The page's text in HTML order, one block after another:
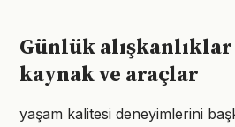
Günlük
kaynak ve araçlar
yaşam kalitesi deneyimlerini